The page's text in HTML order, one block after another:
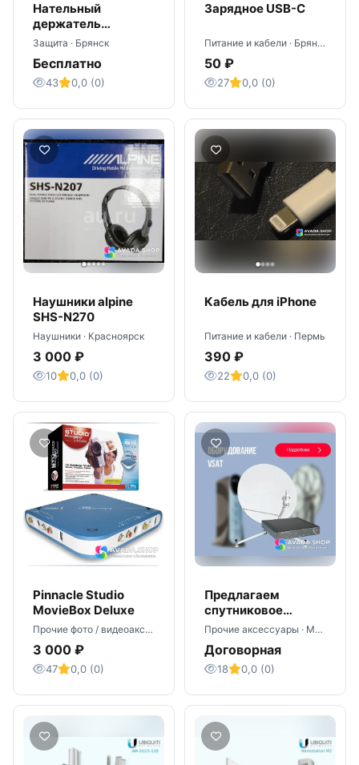
Нательный
держатель
мобильного
телефона
Защита · Брянск
Бесплатно
43 0,0 (0)
Зарядное USB-C
Питание и кабели · Брянск
50 ₽
27 0,0 (0)
Наушники alpine
SHS-N270
Наушники · Красноярск
3 000 ₽
10 0,0 (0)
Кабель для iPhone
Питание и кабели · Пермь
390 ₽
22 0,0 (0)
Pinnacle Studio
MovieBox Deluxe
Прочие фото / видеоаксессуары · Николаев
3 000 ₽
47 0,0 (0)
Предлагаем
спутниковое
оборудование VSAT
- оптом
Прочие аксессуары · Москва
Договорная
18 0,0 (0)